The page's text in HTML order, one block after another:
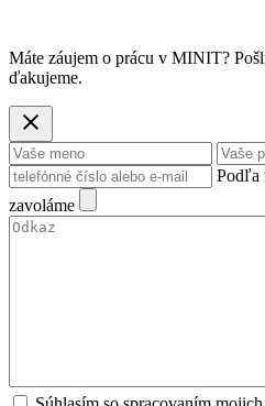
Máte záujem o prácu v MINIT?
ďakujeme.
Podľa
zavoláme